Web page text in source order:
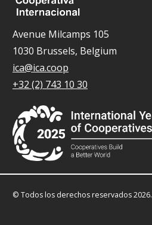
Avenue Milcamps 105
1030 Brussels, Belgium
ica@ica.coop
+32 (2) 743 10 30
© Todos los derechos reservados 2026.